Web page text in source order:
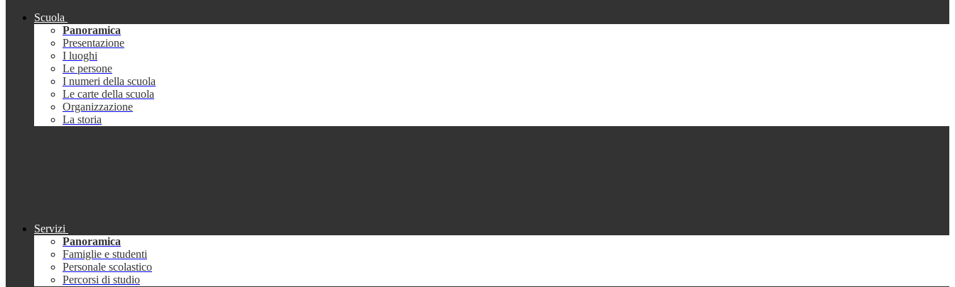
Scuola
Panoramica
Presentazione
I luoghi
Le persone
I numeri della scuola
Le carte della scuola
Organizzazione
La storia
Servizi
Panoramica
Famiglie e studenti
Personale scolastico
Percorsi di studio